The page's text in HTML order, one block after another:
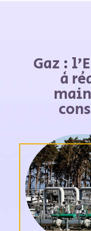
Gaz :
à